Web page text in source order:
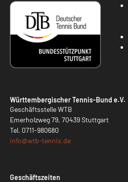
Württembergischer Tennis-Bund e.V.
Geschäftsstelle WTB
Emerholzweg 79, 70439 Stuttgart
Tel. 0711-980680
info@wtb-tennis.de
Geschäftszeiten